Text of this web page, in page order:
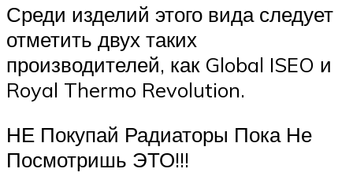
Среди изделий этого вида следует
отметить двух таких
производителей, как Global ISEO и
Royal Thermo Revolution.
НЕ Покупай Радиаторы Пока Не
Посмотришь ЭТО!!!